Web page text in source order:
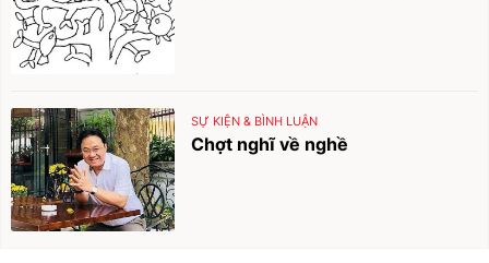
SỰ KIỆN & BÌNH LUẬN
Chợt nghĩ về nghề